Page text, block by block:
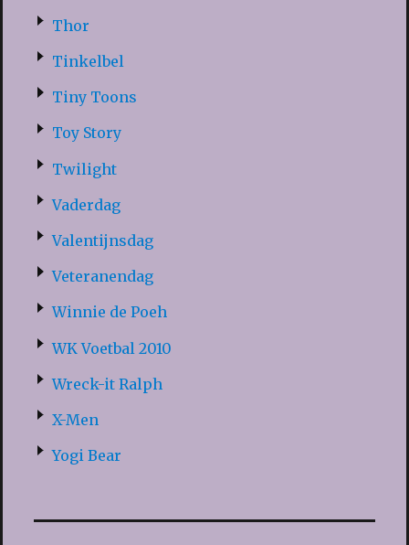
Thor
Tinkelbel
Tiny Toons
Toy Story
Twilight
Vaderdag
Valentijnsdag
Veteranendag
Winnie de Poeh
WK Voetbal 2010
Wreck-it Ralph
X-Men
Yogi Bear